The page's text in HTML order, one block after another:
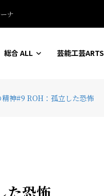
コンベンションセンター
総合 ALL 芸能工芸ARTS
精神#9 ROH：孤立した恐怖